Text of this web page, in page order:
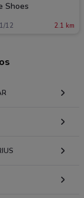
Shoes
12 2.1 km